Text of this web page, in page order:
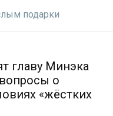
подарки
главу Минэка
о
«жёстких